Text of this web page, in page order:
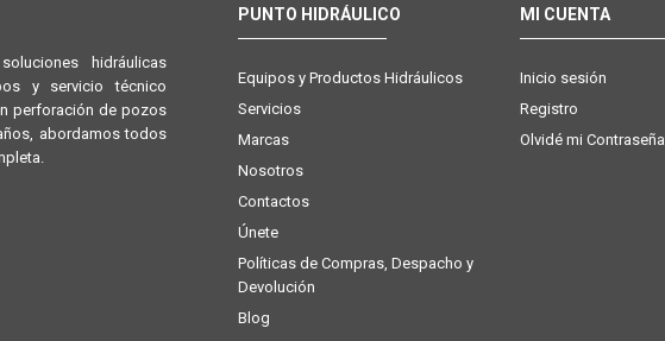
hidráulicas
y servicio técnico
perforación de pozos
abordamos todos
PUNTO HIDRÁULICO
Equipos y Productos Hidráulicos
Servicios
Marcas
Nosotros
Contactos
Únete
Políticas de Compras, Despacho y
Devolución
Blog
MI CUENTA
Inicio sesión
Registro
Olvidé mi Contraseña